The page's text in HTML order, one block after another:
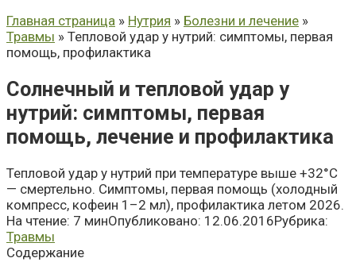
Главная страница » Нутрия » Болезни и лечение »
Травмы » Тепловой удар у нутрий: симптомы, первая
помощь, профилактика
Солнечный и тепловой удар у
нутрий: симптомы, первая
помощь, лечение и профилактика
Тепловой удар у нутрий при температуре выше +32°C
— смертельно. Симптомы, первая помощь (холодный
компресс, кофеин 1–2 мл), профилактика летом 2026.
На чтение: 7 минОпубликовано: 12.06.2016Рубрика:
Травмы
Содержание